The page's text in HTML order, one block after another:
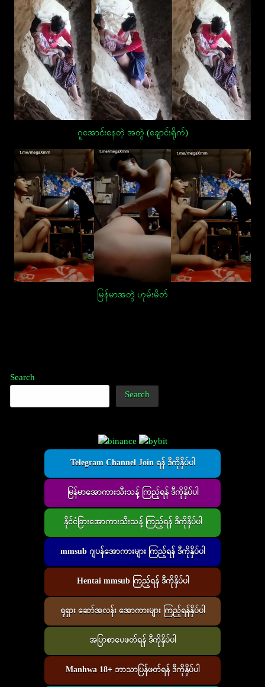
ဂူအောင်းနေတဲ့ အတွဲ (ချောင်းရိုက်)
မြန်မာအတွဲ‌ ဟုမ်းမိတ်
Search
Search
Telegram Channel Join ရန် ဒီကိုနှိပ်ပါ
မြန်မာအောကားသီးသန့် ကြည့်ရန် ဒီကိုနှိပ်ပါ
နိုင်ငံခြားအောကားသီးသန့် ကြည့်ရန် ဒီကိုနှိပ်ပါ
mmsub ဂျပန်အောကားများ ကြည့်ရန် ဒီကိုနှိပ်ပါ
Hentai mmsub ကြည့်ရန် ဒီကိုနှိပ်ပါ
ရုရှား ဆော်အလန်း အောကားများ ကြည့်ရန်နှိပ်ပါ
အပြာစာပေဖတ်ရန် ဒီကိုနှိပ်ပါ
Manhwa 18+ ဘာသာပြန်ဖတ်ရန် ဒီကိုနှိပ်ပါ